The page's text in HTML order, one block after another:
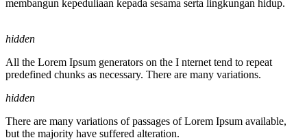
membangun kepeduliaan kepada sesama serta lingkungan hidup.
hidden
All the Lorem Ipsum generators on the I nternet tend to repeat
predefined chunks as necessary. There are many variations.
hidden
There are many variations of passages of Lorem Ipsum available,
but the majority have suffered alteration.